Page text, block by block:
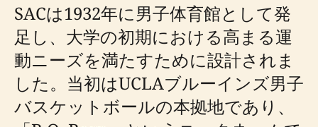
SACは1932年に男子体育館として発
足し、大学の初期における高まる運
動ニーズを満たすために設計されま
した。当初はUCLAブルーインズ男子
バスケットボールの本拠地であり、